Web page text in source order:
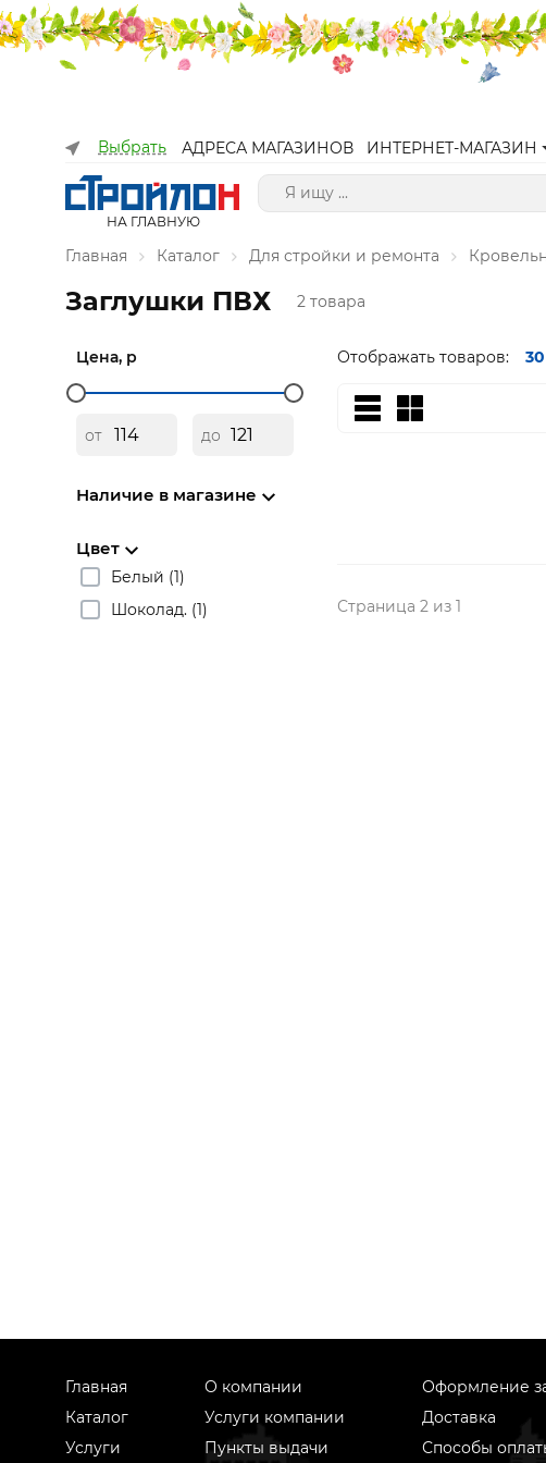
Выбрать АДРЕСА МАГАЗИНОВ ИНТЕРНЕТ-МАГАЗИН
НА ГЛАВНУЮ
Главная Каталог Для стройки и ремонта
Заглушки ПВХ 2 товара
Цена, р
от до
Наличие в магазине
Цвет
Белый (1)
Шоколад. (1)
Отображать товаров: 30
Страница 2 из 1
Главная
Каталог
Услуги
О компании
Услуги компании
Пункты выдачи
Оформление
Доставка
Способы